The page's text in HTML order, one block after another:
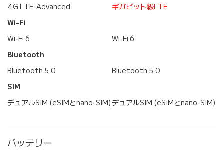
4G LTE-Advanced
ギガビット級LTE
Wi-Fi
Wi-Fi 6
Wi-Fi 6
Bluetooth
Bluetooth 5.0
Bluetooth 5.0
SIM
デュアルSIM (eSIMとnano-SIM)デュアルSIM (eSIMとnano-SIM)
バッテリー